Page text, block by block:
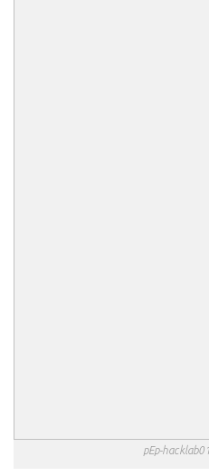
pEp-